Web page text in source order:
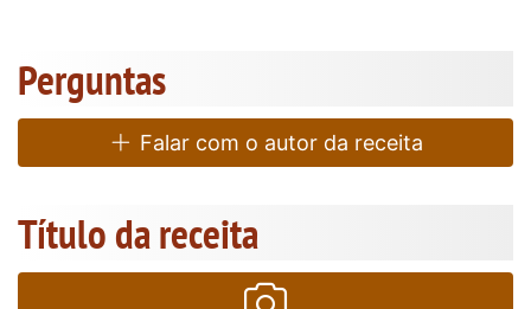
Perguntas
Falar com o autor da receita
Título da receita